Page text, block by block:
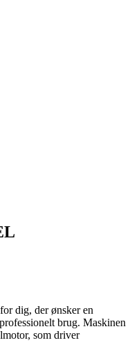
dig, der ønsker en
brug. Maskinen
som driver